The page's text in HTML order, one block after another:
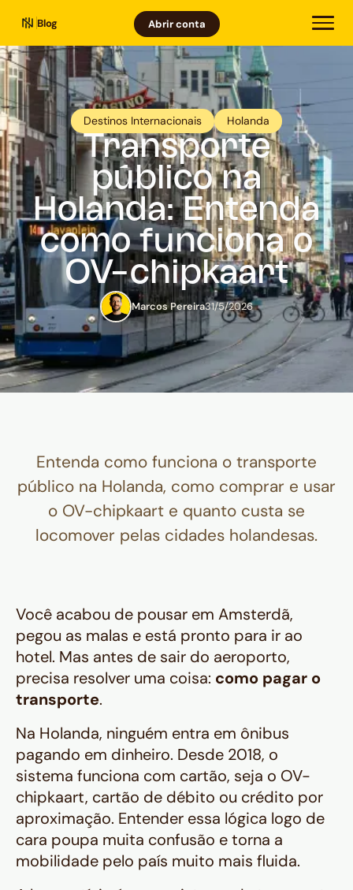
Blog Abrir conta
Destinos Internacionais Holanda
Transporte
público na
Holanda: Entenda
como funciona o
OV-chipkaart
Marcos Pereira31/5/2026
Entenda como funciona o transporte
público na Holanda, como comprar e usar
o OV-chipkaart e quanto custa se
locomover pelas cidades holandesas.
Você acabou de pousar em Amsterdã,
pegou as malas e está pronto para ir ao
hotel. Mas antes de sair do aeroporto,
precisa resolver uma coisa: como pagar o
transporte.
Na Holanda, ninguém entra em ônibus
pagando em dinheiro. Desde 2018, o
sistema funciona com cartão, seja o OV-
chipkaart, cartão de débito ou crédito por
aproximação. Entender essa lógica logo de
cara poupa muita confusão e torna a
mobilidade pelo país muito mais fluida.